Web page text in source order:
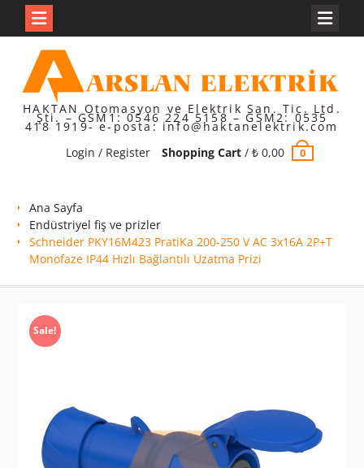
content
HAKTAN Otomasyon ve Elektrik San. Tic. Ltd.
Şti. – GSM1: 0546 224 5158 – GSM2: 0535
418 1919- e-posta: info@haktanelektrik.com
Login / Register
Shopping Cart/ ₺0,00 0
Ana Sayfa
Endüstriyel fiş ve prizler
Schneider PKY16M423 PratiKa 200-250 V AC 3x16A 2P+T
Monofaze IP44 Hızlı Bağlantılı Uzatma Prizi
Sale!